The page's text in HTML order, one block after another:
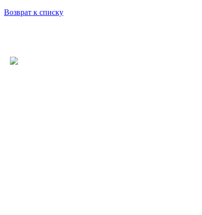
Возврат к списку